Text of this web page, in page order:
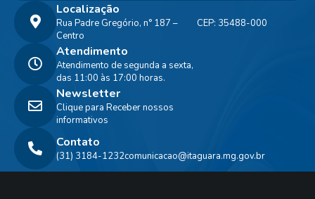
Localização
Rua Padre Gregório, n° 187 –
Centro
CEP: 35488-000
Contato
(31) 3184-1232comunicacao@itaguara.mg.gov.br
Atendimento
Atendimento de segunda a sexta,
das 11:00 às 17:00 horas.
Newsletter
Clique para Receber nossos
informativos